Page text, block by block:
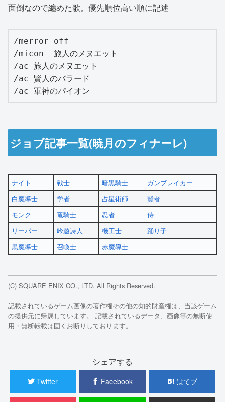
面倒なので纏めた歌。優先順位高い順に記述
/merror off
/micon 	旅人のメヌエット
/ac 旅人のメヌエット
/ac 賢人のバラード
/ac 軍神のパイオン
ジョブ記事一覧(暁月のフィナーレ)
ナイト 戦士 暗黒騎士
ガンブレイカー
白魔導士
学者 占星術師
賢者
モンク
竜騎士 忍者
侍
リーパー
吟遊詩人 機工士
踊り子
黒魔導士
召喚士 赤魔導士
(C) SQUARE ENIX CO., LTD. All Rights Reserved.
記載されているゲーム画像の著作権その他の知的財産権は、当該ゲーム
の提供元に帰属しています。 記載されているデータ、画像等の無断使
用・無断転載は固くお断りしております。
シェアする
Twitter Facebook はてブ